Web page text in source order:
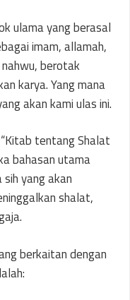
ulama yang berasal
imam, allamah,
berotak
karya. Yang mana
akan kami ulas ini.
tentang Shalat
bahasan utama
yang akan
shalat,
berkaitan dengan